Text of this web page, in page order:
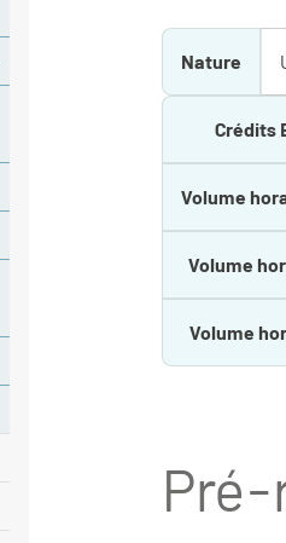
Nature
Crédits
Volume
Volume
Volume